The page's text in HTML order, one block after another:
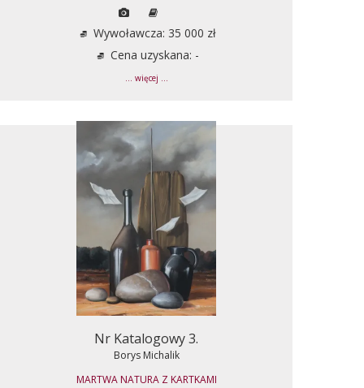
Wywoławcza: 35 000 zł
Cena uzyskana: -
... więcej ...
Nr Katalogowy 3.
Borys Michalik
MARTWA NATURA Z KARTKAMI